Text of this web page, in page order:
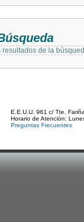
resultados de la
E.E.U.U. 961 c/ Tte.
Horario de Atención:
Preguntas Frecuentes